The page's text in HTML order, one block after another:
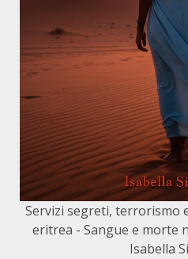
Servizi segreti, terrorismo
eritrea - Sangue e morte
Isabella